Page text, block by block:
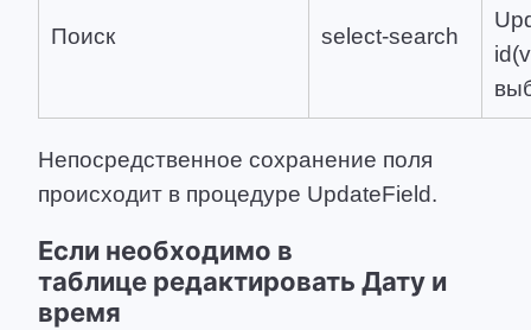
Поиск select-search
Непосредственное сохранение поля
происходит в процедуре UpdateField.
Если необходимо в
таблице редактировать Дату и
время